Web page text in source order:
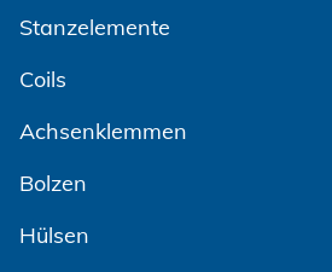
Stanzelemente
Coils
Achsenklemmen
Bolzen
Hülsen